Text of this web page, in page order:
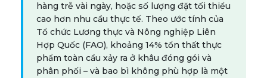
hàng trễ vài ngày, hoặc số lượng đặt tối thiểu
cao hơn nhu cầu thực tế. Theo ước tính của
Tổ chức Lương thực và Nông nghiệp Liên
Hợp Quốc (FAO), khoảng 14% tổn thất thực
phẩm toàn cầu xảy ra ở khâu đóng gói và
phân phối – và bao bì không phù hợp là một